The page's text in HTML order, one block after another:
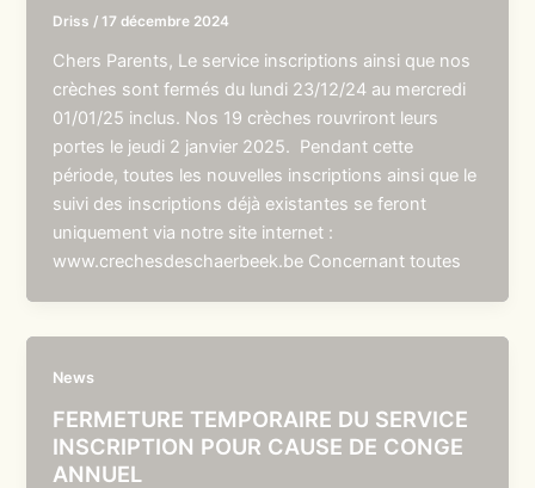
Driss /17 décembre 2024
Chers Parents, Le service inscriptions ainsi que nos
crèches sont fermés du lundi 23/12/24 au mercredi
01/01/25 inclus. Nos 19 crèches rouvriront leurs
portes le jeudi 2 janvier 2025. Pendant cette
période, toutes les nouvelles inscriptions ainsi que le
suivi des inscriptions déjà existantes se feront
uniquement via notre site internet :
www.crechesdeschaerbeek.be Concernant toutes
News
FERMETURE TEMPORAIRE DU SERVICE
INSCRIPTION POUR CAUSE DE CONGE
ANNUEL